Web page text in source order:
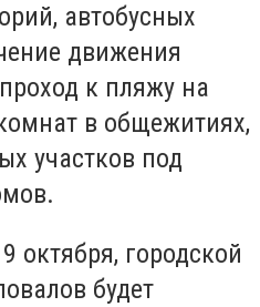
автобусных
движения
к пляжу на
в общежитиях,
участков под
октября, городской
будет